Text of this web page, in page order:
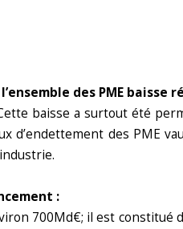
des PME
baisse a surtout été
d’endettement des PME
:
700Md€; il est constitué